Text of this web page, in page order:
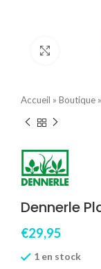
Click to
Accueil » Boutique »
Dennerle
€29,95
1 en stock